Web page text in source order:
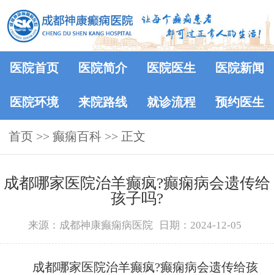
医院首页 医院简介 医院医生 医院新闻
医院环境 来院路线 就诊流程 预约医生
首页 >> 癫痫百科 >> 正文
成都哪家医院治羊癫疯?癫痫病会遗传给
孩子吗?
来源：成都神康癫痫病医院 日期：2024-12-05
成都哪家医院治羊癫疯?癫痫病会遗传给孩